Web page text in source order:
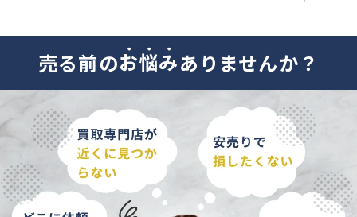
売る前のお悩みありませんか？